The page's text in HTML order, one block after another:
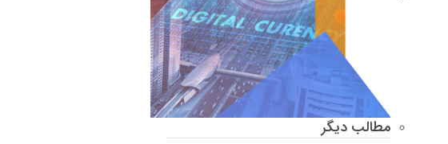
مطالب دیگر